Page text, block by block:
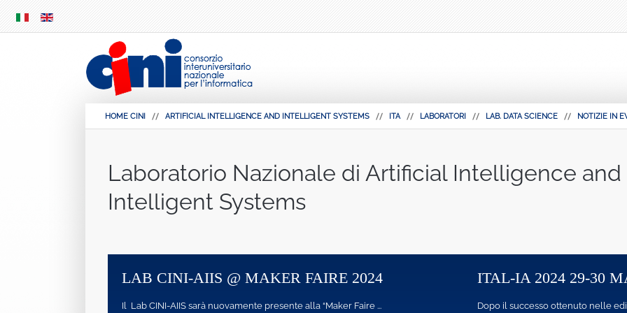
MENU
HOME CINI ARTIFICIAL INTELLIGENCE AND INTELLIGENT SYSTEMS ITA LABORATORI LAB. DATA SCIENCE NOTIZIE IN
Laboratorio Nazionale di Artificial Intelligence and
Intelligent Systems
ITAL-IA 2024 29-30 MAGGIO, NAPOLI
Dopo il successo ottenuto nelle edizioni passate, il Lab CIN ... L’obiettivo di questo